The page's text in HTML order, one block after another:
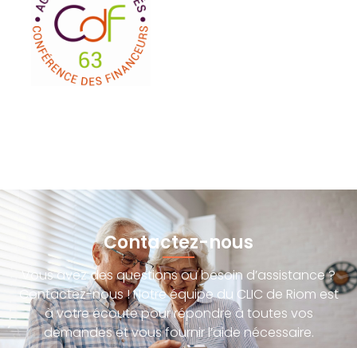
Contactez-nous
Vous avez des questions ou besoin d’assistance ?
Contactez-nous ! Notre équipe du CLIC de Riom est
à votre écoute pour répondre à toutes vos
demandes et vous fournir l’aide nécessaire.